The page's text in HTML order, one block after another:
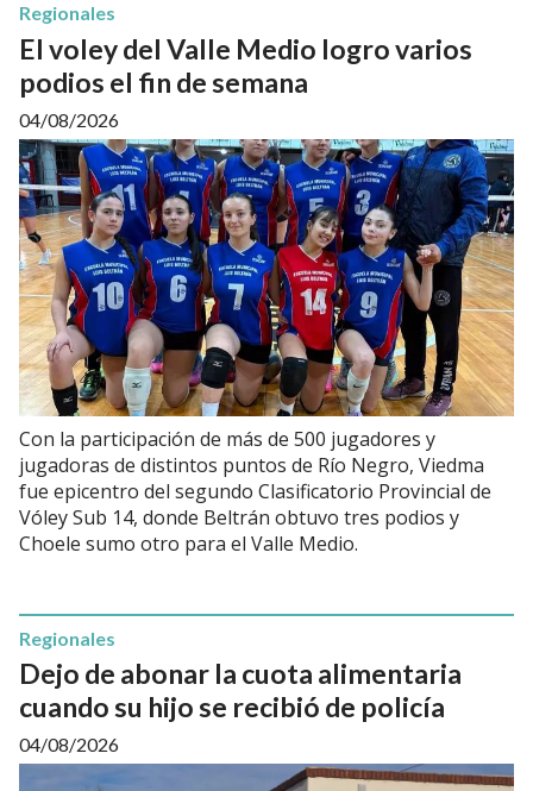
El voley del Valle Medio logro varios
podios el fin de semana
Regionales
04/08/2026
Con la participación de más de 500 jugadores y
jugadoras de distintos puntos de Río Negro, Viedma
fue epicentro del segundo Clasificatorio Provincial de
Vóley Sub 14, donde Beltrán obtuvo tres podios y
Choele sumo otro para el Valle Medio.
Dejo de abonar la cuota alimentaria
cuando su hijo se recibió de policía
Regionales
04/08/2026